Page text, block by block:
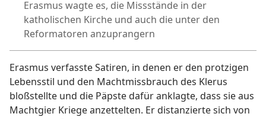
Erasmus wagte es, die Missstände in der
katholischen Kirche und auch die unter den
Reformatoren anzuprangern
Erasmus verfasste Satiren, in denen er den protzigen
Lebensstil und den Machtmissbrauch des Klerus
bloßstellte und die Päpste dafür anklagte, dass sie aus
Machtgier Kriege anzettelten. Er distanzierte sich von